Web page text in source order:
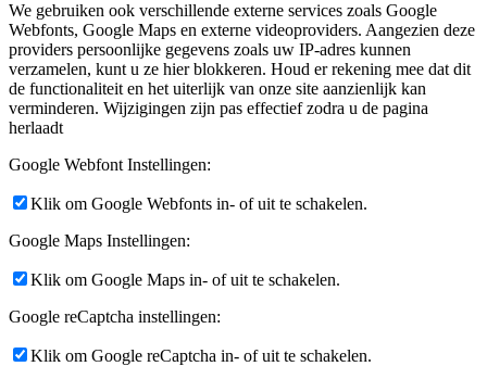
We gebruiken ook verschillende externe services zoals Google
Webfonts, Google Maps en externe videoproviders. Aangezien deze
providers persoonlijke gegevens zoals uw IP-adres kunnen
verzamelen, kunt u ze hier blokkeren. Houd er rekening mee dat dit
de functionaliteit en het uiterlijk van onze site aanzienlijk kan
verminderen. Wijzigingen zijn pas effectief zodra u de pagina
herlaadt
Google Webfont Instellingen:
Klik om Google Webfonts in- of uit te schakelen.
Google Maps Instellingen:
Klik om Google Maps in- of uit te schakelen.
Google reCaptcha instellingen:
Klik om Google reCaptcha in- of uit te schakelen.